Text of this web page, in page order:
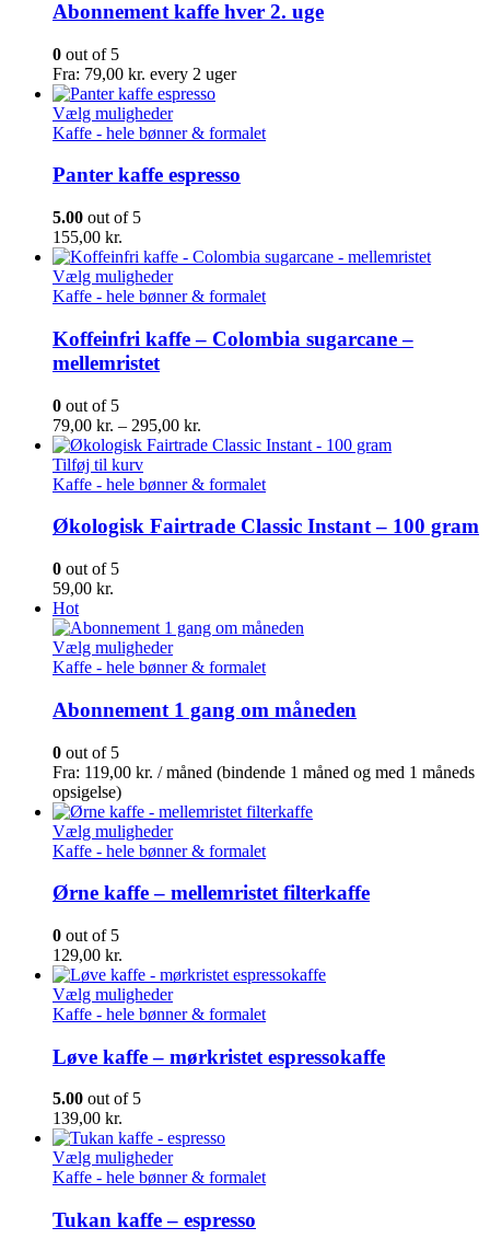
flere
varianter.
kan
vælges
på
varesiden
Abonnement kaffe hver 2. uge
0 out of 5
Fra: 79,00 kr. every 2 uger
Vælg mulighederDette
vare
flere
varianter.
vælges
på
varesiden
Kaffe - hele bønner & formalet
Panter kaffe espresso
5.00 out of 5
155,00 kr.
Vælg mulighederDette
vare
flere
varianter.
på
varesiden
Kaffe - hele bønner & formalet
Koffeinfri kaffe – Colombia sugarcane –
mellemristet
0 out of 5
79,00 kr. – 295,00 kr.
79,00 kr.
295,00 kr.
Tilføj til kurv
Kaffe - hele bønner & formalet
Økologisk Fairtrade Classic Instant – 100 gram
0 out of 5
59,00 kr.
Hot
Vælg mulighederDette
vare
flere
varianter.
kan
vælges
på
varesiden
Kaffe - hele bønner & formalet
Abonnement 1 gang om måneden
0 out of 5
Fra: 119,00 kr. / måned (bindende 1 måned og med 1 måneds
opsigelse)
Vælg mulighederDette
vare
flere
vælges
på
varesiden
Kaffe - hele bønner & formalet
Ørne kaffe – mellemristet filterkaffe
0 out of 5
129,00 kr.
Vælg mulighederDette
vare
flere
varianter.
vælges
på
varesiden
Kaffe - hele bønner & formalet
Løve kaffe – mørkristet espressokaffe
5.00 out of 5
139,00 kr.
Vælg mulighederDette
vare
flere
varianter.
Kaffe - hele bønner & formalet
Tukan kaffe – espresso